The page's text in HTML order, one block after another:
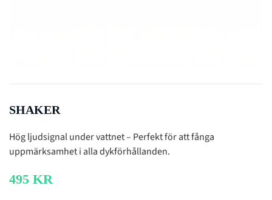
SHAKER
Hög ljudsignal under vattnet – Perfekt för att fånga
uppmärksamhet i alla dykförhållanden.
495 KR